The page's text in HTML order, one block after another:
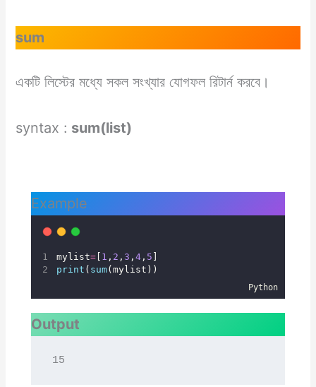
sum
একটি লিস্টের মধ্যে সকল সংখ্যার যোগফল রিটার্ন করবে।
syntax : sum(list)
Example
mylist=[ 1 , 2 , 3 , 4, 5
print ( sum(mylist))
Python
Output
15